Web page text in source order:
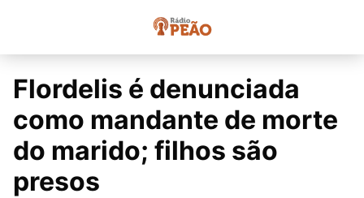
Flordelis é denunciada
como mandante de morte
do marido; filhos são
presos